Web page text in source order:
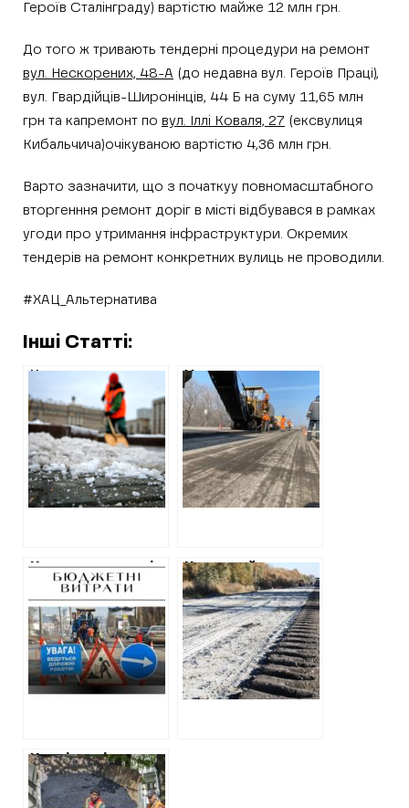
Героїв Сталінграду) вартістю майже 12 млн грн.
До того ж тривають тендерні процедури на ремонт
вул. Нескорених, 48-А (до недавна вул. Героїв Праці),
вул. Гвардійців-Широнінців, 44 Б на суму 11,65 млн
грн та капремонт по вул. Іллі Коваля, 27 (ексвулиця
Кибальчича)очікуваною вартістю 4,36 млн грн.
Варто зазначити, що з початкуу повномасштабного
вторгенння ремонт доріг в місті відбувався в рамках
угоди про утримання інфраструктури. Окремих
тендерів на ремонт конкретних вулиць не проводили.
#ХАЦ_Альтернатива
Інші Статті:
Комунальники
Терехова купують
сіль за
найдорожчими
цінами в Україні,
переплачуючи
десятки мільйонів
Укравтодор
витратить
мільярд на
ремонт мосту на
Харківщині
Комунальники зі
“Шляхрембуду”
залучать
новостворену
фірму для
ремонту
харківських доріг
Черговий
тендерний
новачок отримав
підряд на
відновлення доріг
на Харківщині
Харківські
комунальники
без конкуренції